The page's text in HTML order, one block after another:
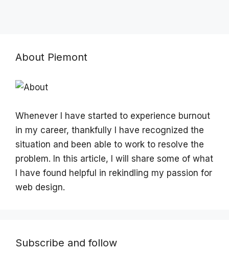
About Piemont
Whenever I have started to experience burnout
in my career, thankfully I have recognized the
situation and been able to work to resolve the
problem. In this article, I will share some of what
I have found helpful in rekindling my passion for
web design.
Subscribe and follow